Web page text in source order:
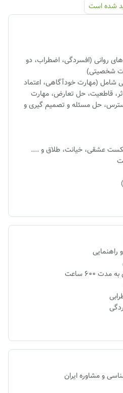
شده ‌است
روانی (افسردگی، اضطراب، دو
شخصیتی)
شامل (مهارت خودآگاهی، اعتماد
قاطعیت، حل تعارض، مهارت
حل مسئله و تصمیم گیری و
عشقی، خیانت، طلاق و ....
راهنمایی
600 ساعت
و مشاوره ایران